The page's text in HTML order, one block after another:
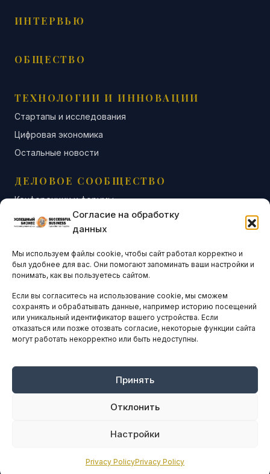
Согласие на обработку
данных
Мы используем файлы cookie, чтобы сайт работал корректно и
был удобнее для вас. Они помогают запоминать ваши настройки и
понимать, как вы пользуетесь сайтом.
Если вы согласитесь на использование cookie, мы сможем
сохранять и обрабатывать данные, например историю посещений
или уникальный идентификатор вашего устройства. Если
отказаться или позже отозвать согласие, некоторые функции сайта
могут работать некорректно или быть недоступны.
Принять
Отклонить
Настройки
Privacy PolicyPrivacy Policy
ИНТЕРВЬЮ
ОБЩЕСТВО
ТЕХНОЛОГИИ И ИННОВАЦИИ
Стартапы и исследования
Цифровая экономика
Остальные новости
ДЕЛОВОЕ СООБЩЕСТВО
Конференции и форумы
Бизнес-клубы и ассоциации
Остальные новости
АНАЛИТИКА И СТАТИСТИКА
ARTICLES IN ENGLISH
НАВИГАЦИЯ
Оплата онлайн